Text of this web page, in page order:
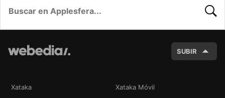
SUBIR
Xataka Xataka Móvil